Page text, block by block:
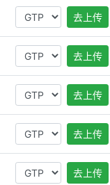
去上传
去上传
去上传
去上传
去上传